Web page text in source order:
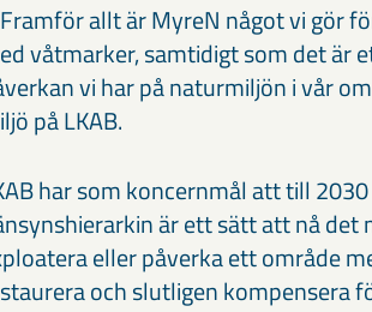
allt är MyreN något vi gör
våtmarker, samtidigt som det är
vi har på naturmiljön i vår
på LKAB.
har som koncernmål att till
är ett sätt att nå
eller påverka ett område
och slutligen kompensera